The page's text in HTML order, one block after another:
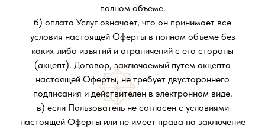
полном объеме.
б) оплата Услуг означает, что он принимает все
условия настоящей Оферты в полном объеме без
каких-либо изъятий и ограничений с его стороны
(акцепт). Договор, заключаемый путем акцепта
настоящей Оферты, не требует двустороннего
подписания и действителен в электронном виде.
в) если Пользователь не согласен с условиями
настоящей Оферты или не имеет права на заключение